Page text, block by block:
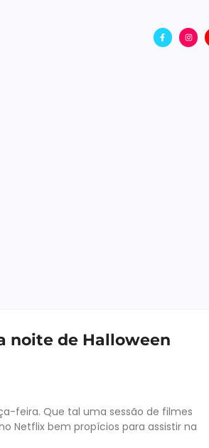
noite de Halloween
feira. Que tal uma sessão de filmes
Netflix bem propícios para assistir na